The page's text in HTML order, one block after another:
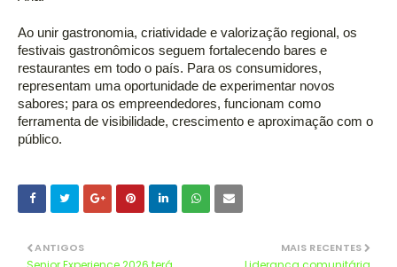
Ao unir gastronomia, criatividade e valorização regional, os
festivais gastronômicos seguem fortalecendo bares e
restaurantes em todo o país. Para os consumidores,
representam uma oportunidade de experimentar novos
sabores; para os empreendedores, funcionam como
ferramenta de visibilidade, crescimento e aproximação com o
público.
MAIS RECENTES
ANTIGOS